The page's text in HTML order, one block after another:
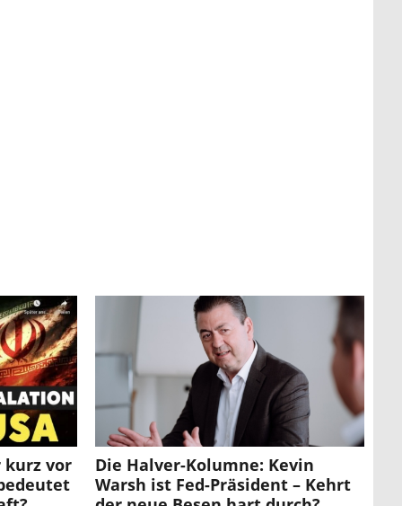
kurz vor
Die Halver-Kolumne: Kevin
Warsh ist Fed-Präsident – Kehrt